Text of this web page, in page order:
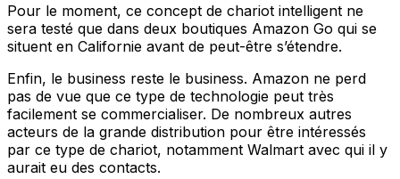
Pour le moment, ce concept de chariot intelligent ne
sera testé que dans deux boutiques Amazon Go qui se
situent en Californie avant de peut-être s’étendre.
Enfin, le business reste le business. Amazon ne perd
pas de vue que ce type de technologie peut très
facilement se commercialiser. De nombreux autres
acteurs de la grande distribution pour être intéressés
par ce type de chariot, notamment Walmart avec qui il y
aurait eu des contacts.